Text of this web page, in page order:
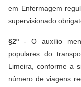
em Enfermagem
supervisionado
§2º - O auxílio
populares do
Limeira, conforme a
número de viagens